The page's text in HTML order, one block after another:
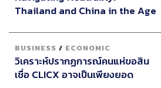
การดำรงตำแหน่งผู้ช่วยผู้บัญชาการ
ประวิตร วงษ์สุวรรณ ทำให้มีโอกาส
บัญชาการทหารบก ซึ่งเป็นตำแหน่ง
ในด้านความมั่นคง และในทางการเ
ได้คนที่เชื่อใจและไว้ใจได้ขึ้นมาดำร
Thailand and China in the Age
BUSINESS / ECONOMIC
วิเคราะห์ปรากฏการณ์คนแห่ขอสิน
เชื่อ CLICX อาจเป็นเพียงยอด